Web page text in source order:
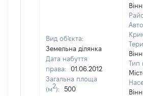
Вид об'єкта:
Земельна ділянка
Дата набуття
права:
01.06.2012
Загальна площа
(м2):
500
Тип